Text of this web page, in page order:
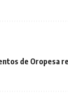
de Oropesa